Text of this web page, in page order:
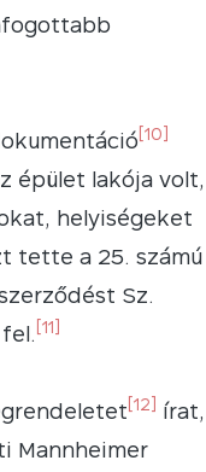
[10]
épület lakója volt,
helyiségeket
tette a 25. számú
Sz.
[11]
[12]
írat,
Mannheimer